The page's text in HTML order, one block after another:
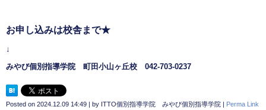
お申し込みは校舎まで★
↓
みやび個別指導学院 町田小山ヶ丘校 042-703-0237
Posted on 2024.12.09 14:49 by ITTO個別指導学院 みやび個別指導学院 Perma Link